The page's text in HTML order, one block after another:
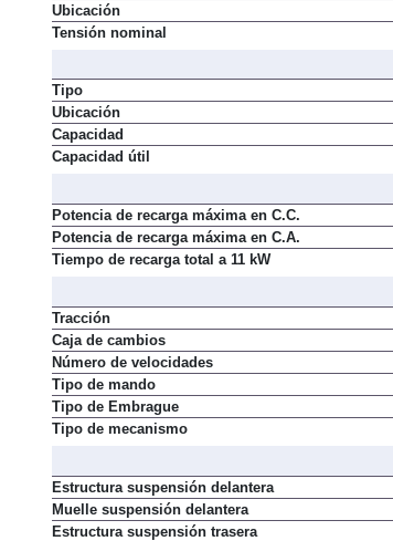
Ubicación
Tensión nominal
Tipo
Ubicación
Capacidad
Capacidad útil
Potencia de recarga máxima en C.C.
Potencia de recarga máxima en C.A.
Tiempo de recarga total a 11 kW
Tracción
Caja de cambios
Número de velocidades
Tipo de mando
Tipo de Embrague
Tipo de mecanismo
Estructura suspensión delantera
Muelle suspensión delantera
Estructura suspensión trasera